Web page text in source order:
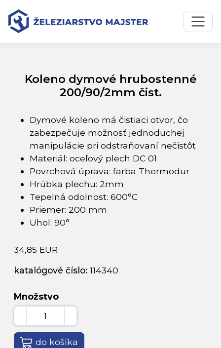
Preskočiť na obsah
Preskočiť na hlavné menu
Úvodná stránka
Koleno dymové hrubostenné 200/90/2mm čist.
Koleno dymové hrubostenné
200/90/2mm čist.
Dymové koleno má čistiaci otvor, čo
zabezpečuje možnosť jednoduchej
manipulácie pri odstraňovaní nečistôt
Materiál: oceľový plech DC 01
Povrchová úprava: farba Thermodur
Hrúbka plechu: 2mm
Tepelná odolnost: 600°C
Priemer: 200 mm
Uhol: 90°
34,85 EUR
katalógové číslo:114340
Množstvo
do košíka